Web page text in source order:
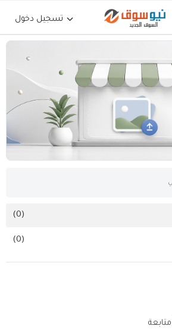
تسجيل دخول
(0)
(0)
متابعة